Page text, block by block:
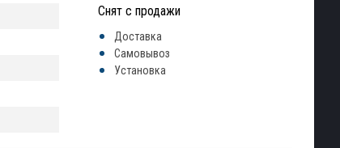
Снят с продажи
Доставка
Самовывоз
Установка